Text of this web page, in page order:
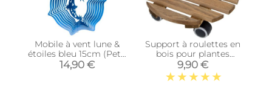
Mobile à vent lune &
étoiles bleu 15cm (Petit
modèle)
14,90 €
Support à roulettes en
bois pour plantes
d'intérieur (Rond -
Teinté marron)
9,90 €